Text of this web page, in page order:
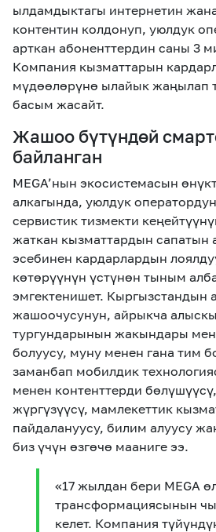
ылдамдыктагы интернетин
контентин колдонуп, уюлдук
арткан абоненттердин саны 3
Компания кызматтарын
мүдөөлөрүнө ылайык жаңылап
басым жасайт.
Жашоо бүтүндөй
байланган
MEGA’нын экосистемасын
алкагында, уюлдук
сервистик тизмекти
жаткан кызматтардын сапатын
эсебинен кардарлардын
көтөрүүнүн үстүнөн тыным
эмгектенишет. Кыргызстандын
жашоочусунун, айрыкча
тургундарынын жакындары
болуусу, муну менен гана тим
заманбап мобилдик
менен контенттерди
жүргүзүүсү, мамлекеттик
пайдалануусу, билим алуусу
биз үчүн өзгөчө мааниге ээ.
«17 жылдан бери MEGA
трансформациясынын
келет. Компания